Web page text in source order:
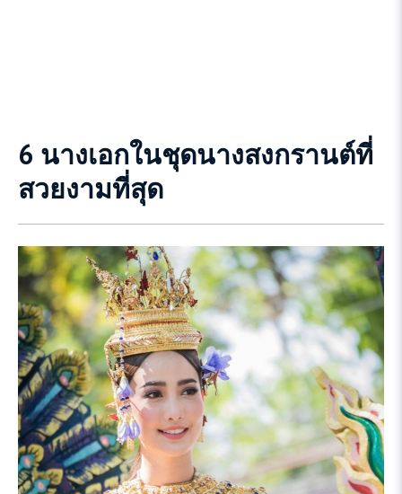
6 นางเอกในชุดนางสงกรานต์ที่
สวยงามที่สุด